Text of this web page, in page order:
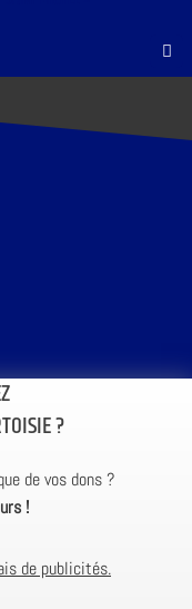
?
de vos dons ?
!
de publicités.